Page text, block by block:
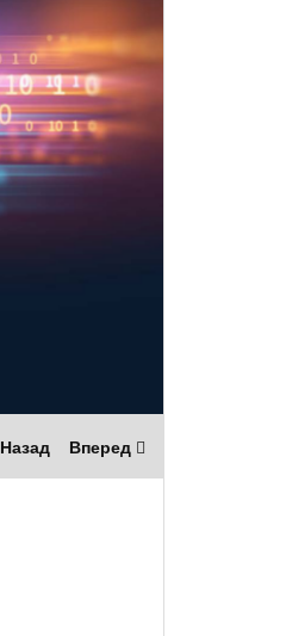
Вперед
Назад